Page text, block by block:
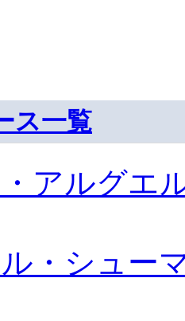
ス一覧
・アルグエ
ル・シュー